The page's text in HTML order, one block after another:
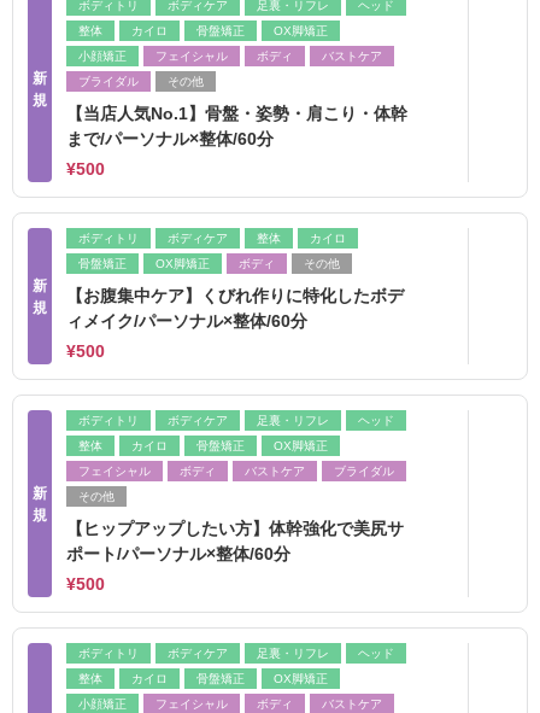
新
規
ボディトリ ボディケア 足裏・リフレ
ヘッド
整体
カイロ 骨盤矯正
OX脚矯正
小顔矯正
フェイシャル ボディ
バストケア
ブライダル
その他
【当店人気No.1】骨盤・姿勢・肩こり・体幹
まで/パーソナル×整体/60分
¥500
新
規
ボディトリ ボディケア 整体
カイロ
骨盤矯正
OX脚矯正 ボディ その他
【お腹集中ケア】くびれ作りに特化したボデ
ィメイク/パーソナル×整体/60分
¥500
新
規
ボディトリ ボディケア 足裏・リフレ
ヘッド
整体
カイロ 骨盤矯正
OX脚矯正
フェイシャル
ボディ バストケア
ブライダル
その他
【ヒップアップしたい方】体幹強化で美尻サ
ポート/パーソナル×整体/60分
¥500
ボディトリ ボディケア 足裏・リフレ
ヘッド
整体
カイロ 骨盤矯正
OX脚矯正
小顔矯正
フェイシャル ボディ
バストケア